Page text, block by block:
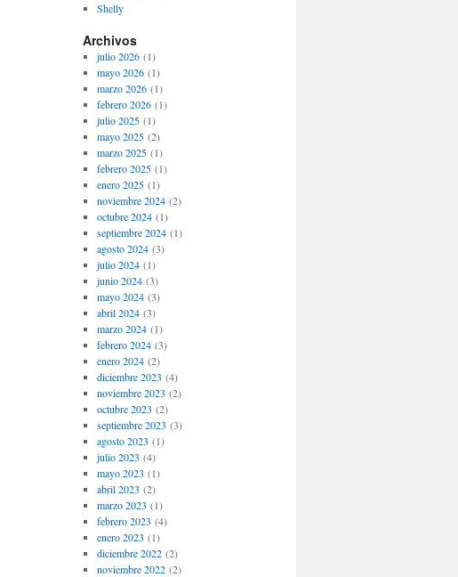
Shelly
Archivos
julio 2026(1)
mayo 2026(1)
marzo 2026(1)
febrero 2026(1)
julio 2025(1)
mayo 2025(2)
marzo 2025(1)
febrero 2025(1)
enero 2025(1)
noviembre 2024(2)
octubre 2024(1)
septiembre 2024(1)
agosto 2024(3)
julio 2024(1)
junio 2024(3)
mayo 2024(3)
abril 2024(3)
marzo 2024(1)
febrero 2024(3)
enero 2024(2)
diciembre 2023 (4)
noviembre 2023 (2)
octubre 2023 (2)
septiembre 2023 (3)
agosto 2023 (1)
julio 2023 (4)
mayo 2023 (1)
abril 2023 (2)
marzo 2023 (1)
febrero 2023 (4)
enero 2023 (1)
diciembre 2022(2)
noviembre 2022(2)